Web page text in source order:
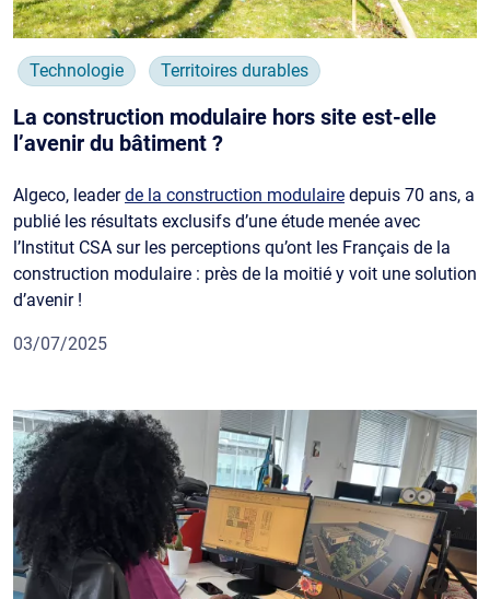
Technologie Territoires durables
La construction modulaire hors site est-elle
l’avenir du bâtiment ?
Algeco, leaderde la construction modulaire depuis 70 ans, a
publié les résultats exclusifs d’une étude menée avec
l’Institut CSA sur les perceptions qu’ont les Français de la
construction modulaire : près de la moitié y voit une solution
d’avenir !
03/07/2025